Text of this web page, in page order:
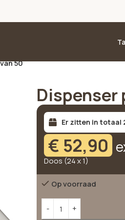
50
Dispenser
Er zitten in totaal
€ 52,90
Doos (24 x 1)
Op voorraad